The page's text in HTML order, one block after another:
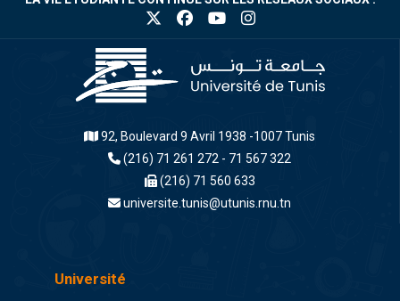
92, Boulevard 9 Avril 1938 -1007 Tunis
(216) 71 261 272 - 71 567 322
(216) 71 560 633
universite.tunis@utunis.rnu.tn
Université